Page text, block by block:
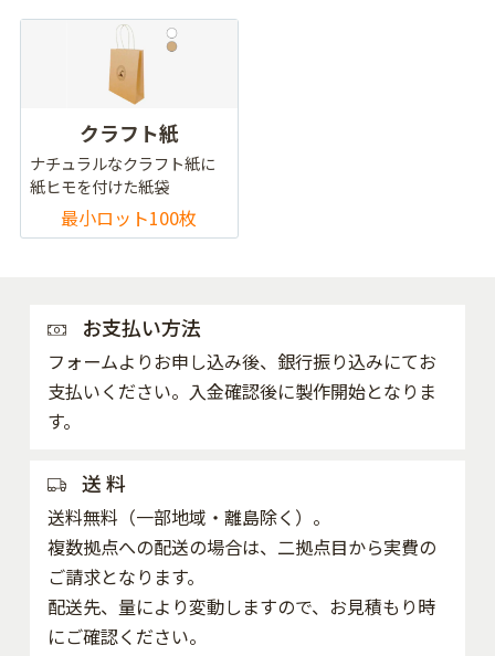
クラフト紙
ナチュラルなクラフト紙に
紙ヒモを付けた紙袋
最小ロット100枚
お支払い方法
フォームよりお申し込み後、銀行振り込みにてお
支払いください。入金確認後に製作開始となりま
す。
送 料
送料無料（一部地域・離島除く）。
複数拠点への配送の場合は、二拠点目から実費の
ご請求となります。
配送先、量により変動しますので、お見積もり時
にご確認ください。